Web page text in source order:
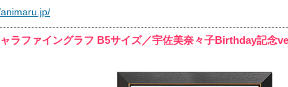
animaru.jp/
ラファイングラフ B5サイズ／宇佐美奈々子Birthday記念